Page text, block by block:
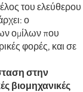
του ελεύθερου
ο
ομίλων που
φορές, και σε
στην
βιομηχανικές